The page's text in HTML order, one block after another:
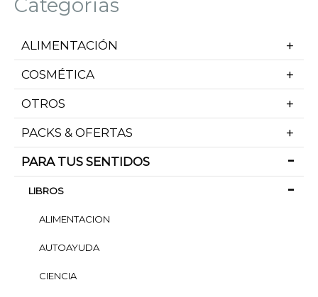
Categorías
ALIMENTACIÓN
COSMÉTICA
OTROS
PACKS & OFERTAS
PARA TUS SENTIDOS
LIBROS
ALIMENTACION
AUTOAYUDA
CIENCIA